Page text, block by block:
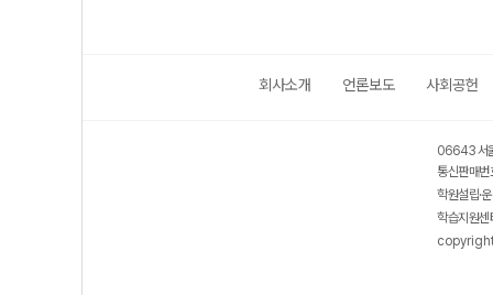
회사소개 언론보도 사회공헌
06643 서
통신판매
학원설립·
학습지원